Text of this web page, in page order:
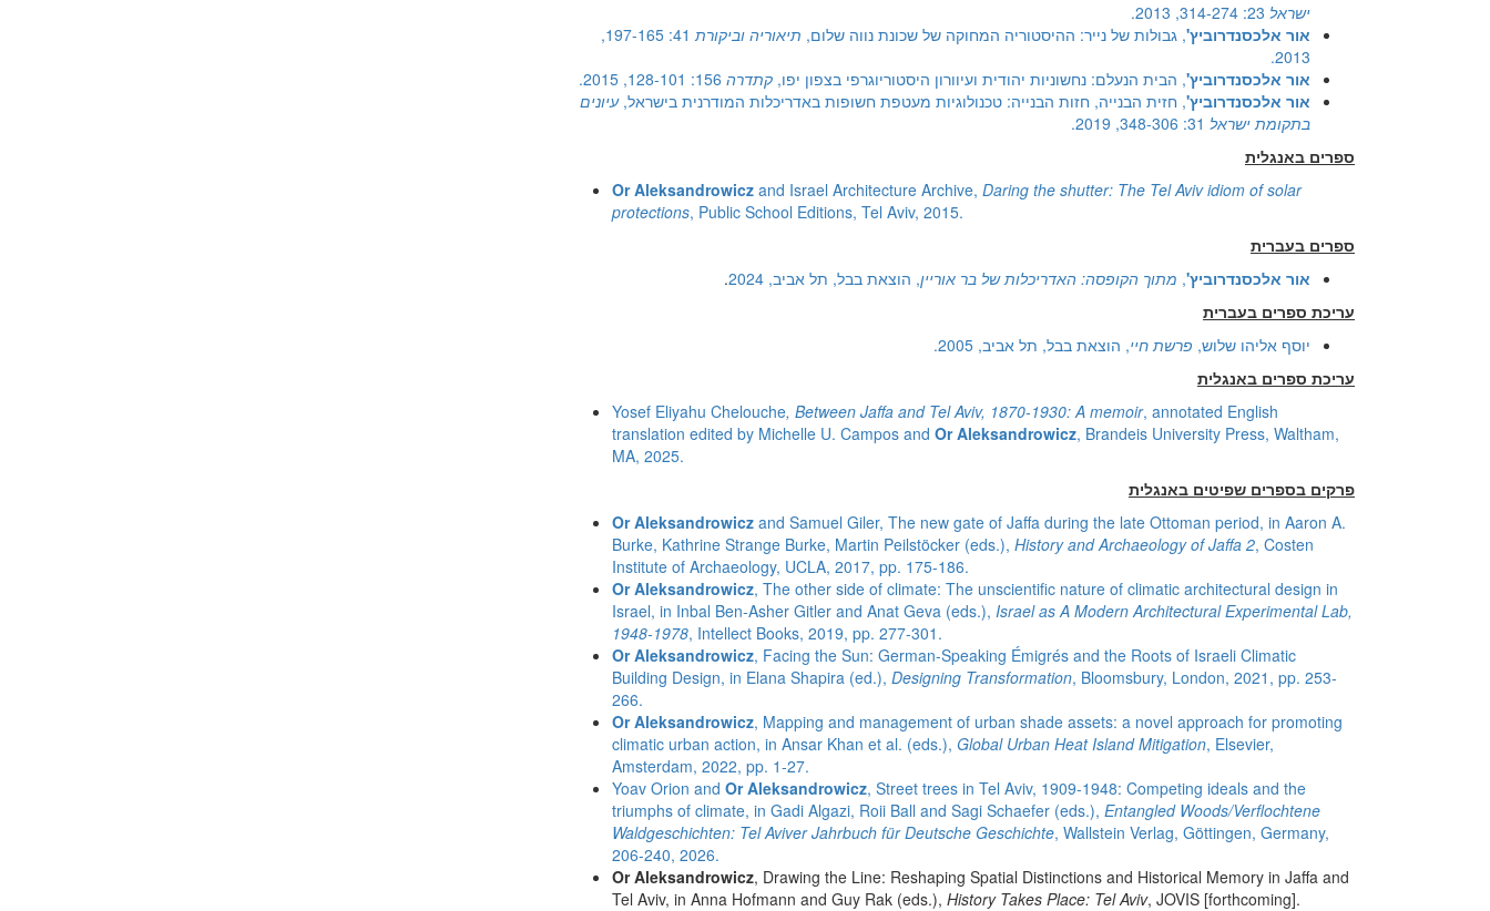
ישראל
אור אלכסנדרוביץ', גבולות של נייר: ההיסטוריה המחוקה של שכונת נווה שלום, תיאוריה וביקורת
41: 197-165,
2013.
אור אלכסנדרוביץ', הבית הנעלם: נחשוניות יהודית ועיוורון היסטוריוגרפי בצפון יפו, קתדרה
אור אלכסנדרוביץ', חזית הבנייה, חזות הבנייה: טכנולוגיות מעטפת חשופות באדריכלות המודרנית בישראל,עיונים
בתקומת ישראל
ספרים באנגלית
Or Aleksandrowicz and Israel Architecture Archive, Daring the shutter: The Tel Aviv idiom of solar
protections, Public School Editions, Tel Aviv, 2015.
ספרים בעברית
אור אלכסנדרוביץ', מתוך הקופסה: האדריכלות של בר אוריין, הוצאת בבל, תל אביב, 2024
.
עריכת ספרים בעברית
יוסף אליהו שלוש, פרשת חיי, הוצאת בבל, תל אביב, 2005.
עריכת ספרים באנגלית
Yosef Eliyahu Chelouche, Between Jaffa and Tel Aviv, 1870-1930: A memoir, annotated English
translation edited by Michelle U. Campos and Or Aleksandrowicz, Brandeis University Press, Waltham,
MA, 2025.
פרקים בספרים שפיטים באנגלית
Or Aleksandrowicz and Samuel Giler, The new gate of Jaffa during the late Ottoman period, in Aaron A.
Burke, Kathrine Strange Burke, Martin Peilstöcker (eds.), History and Archaeology of Jaffa 2, Costen
Institute of Archaeology, UCLA, 2017, pp. 175-186.
Or Aleksandrowicz, The other side of climate: The unscientific nature of climatic architectural design in
Israel, in Inbal Ben-Asher Gitler and Anat Geva (eds.), Israel as A Modern Architectural Experimental Lab,
1948-1978, Intellect Books, 2019, pp. 277-301.
Or Aleksandrowicz, Facing the Sun: German-Speaking Émigrés and the Roots of Israeli Climatic
Building Design, in Elana Shapira (ed.), Designing Transformation, Bloomsbury, London, 2021, pp. 253-
266.
Or Aleksandrowicz, Mapping and management of urban shade assets: a novel approach for promoting
climatic urban action, in Ansar Khan et al. (eds.), Global Urban Heat Island Mitigation, Elsevier,
Amsterdam, 2022, pp. 1-27.
Yoav Orion and Or Aleksandrowicz, Street trees in Tel Aviv, 1909-1948: Competing ideals and the
triumphs of climate, in Gadi Algazi, Roii Ball and Sagi Schaefer (eds.), Entangled Woods/Verflochtene
Waldgeschichten: Tel Aviver Jahrbuch für Deutsche Geschichte, Wallstein Verlag, Göttingen, Germany,
206-240, 2026.
Or Aleksandrowicz, Drawing the Line: Reshaping Spatial Distinctions and Historical Memory in Jaffa and
Tel Aviv, in Anna Hofmann and Guy Rak (eds.), History Takes Place: Tel Aviv, JOVIS [forthcoming].